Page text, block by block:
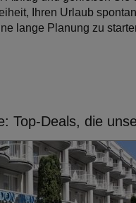
Ihren Urlaub
lange Planung zu
Top-Deals, die